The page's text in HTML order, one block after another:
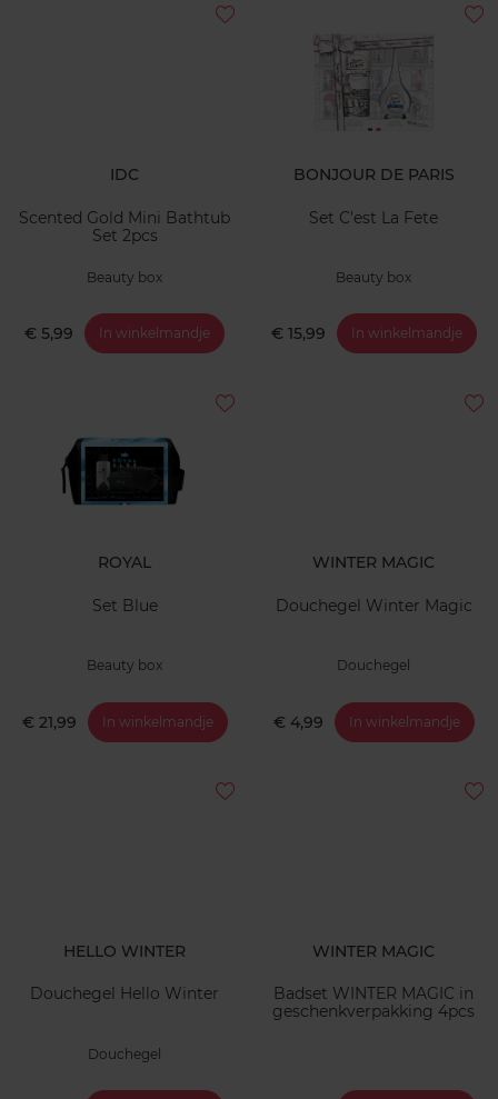
IDC
Scented Gold Mini Bathtub
Set 2pcs
Beauty box
€ 5,99 In winkelmandje
BONJOUR DE PARIS
Set C'est La Fete
Beauty box
€ 15,99 In winkelmandje
ROYAL
Set Blue
Beauty box
€ 21,99 In winkelmandje
WINTER MAGIC
Douchegel Winter Magic
Douchegel
€ 4,99 In winkelmandje
HELLO WINTER
Douchegel Hello Winter
Douchegel
WINTER MAGIC
Badset WINTER MAGIC in
geschenkverpakking 4pcs